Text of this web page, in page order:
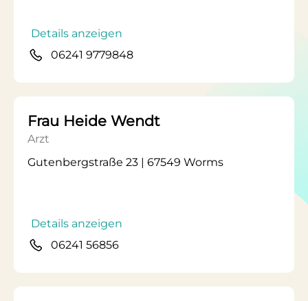
Details anzeigen
06241 9779848
Frau Heide Wendt
Arzt
Gutenbergstraße 23 | 67549 Worms
Details anzeigen
06241 56856